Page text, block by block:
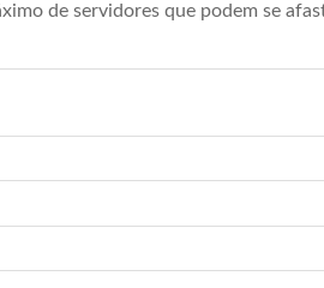
de servidores que podem se